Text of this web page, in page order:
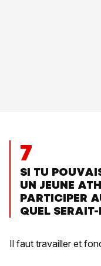
7
SI TU
UN JEUNE
PARTICIPER
QUEL
Il faut travailler et